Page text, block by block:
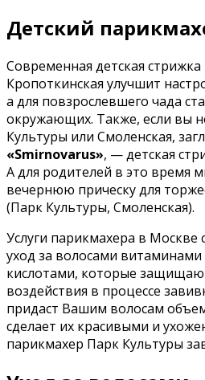
Детский
Современная детская стрижка
Кропоткинская улучшит
а для повзрослевшего чада
окружающих. Также, если вы
Культуры или Смоленская,
«Smirnovarus», — детская
А для родителей в это время
вечернюю прическу для
(Парк Культуры, Смоленская).
Услуги парикмахера в Москве
уход за волосами
кислотами, которые
воздействия в процессе
придаст Вашим волосам
сделает их красивыми и
парикмахер Парк Культуры